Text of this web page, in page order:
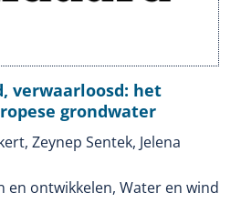
verwaarloosd: het
grondwater
Zeynep Sentek, Jelena
en ontwikkelen, Water en wind